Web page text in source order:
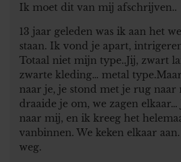
Ik moet dit van mij afschrijven..
13 jaar geleden was ik aan het
staan. Ik vond je apart,
Totaal niet mijn type..Jij, zwart
zwarte kleding… metal
naar je, je stond met je rug naar
draaide je om, we zagen elkaar…
naar mij, en ik kreeg het
vanbinnen. We keken elkaar
weg.